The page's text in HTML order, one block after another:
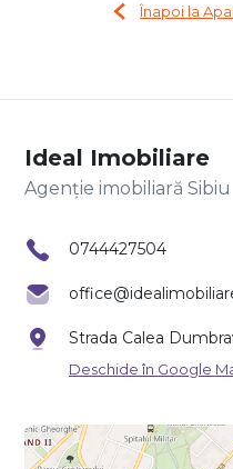
Înapoi la
Ideal Imobiliare
Agenție imobiliară Sibiu
0744427504
Strada Calea
Deschide în Google